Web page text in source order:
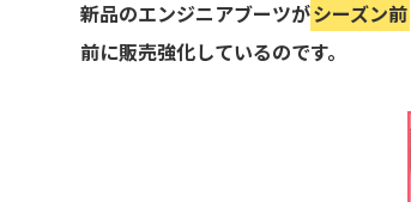
新品のエンジニアブーツがシーズン前
前に販売強化しているのです。